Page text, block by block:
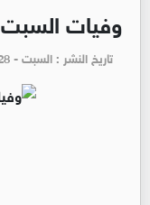
وفيات السبت 28-12-2019
تاريخ النشر : السبت - am 12:00 | 2019-12-28